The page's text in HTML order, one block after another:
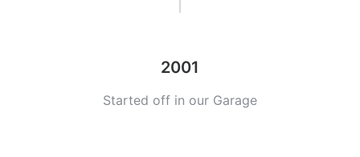
2001
Started off in our Garage